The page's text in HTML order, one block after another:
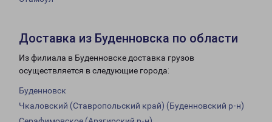
Доставка из Буденновска по области
Из филиала в Буденновске доставка грузов
осуществляется в следующие города:
Буденновск
Чкаловский (Ставропольский край) (Буденновский р-н)